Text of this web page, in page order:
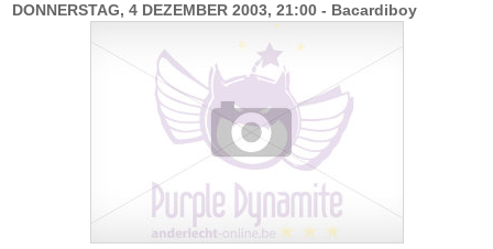
DONNERSTAG, 4 DEZEMBER 2003, 21:00 - Bacardiboy